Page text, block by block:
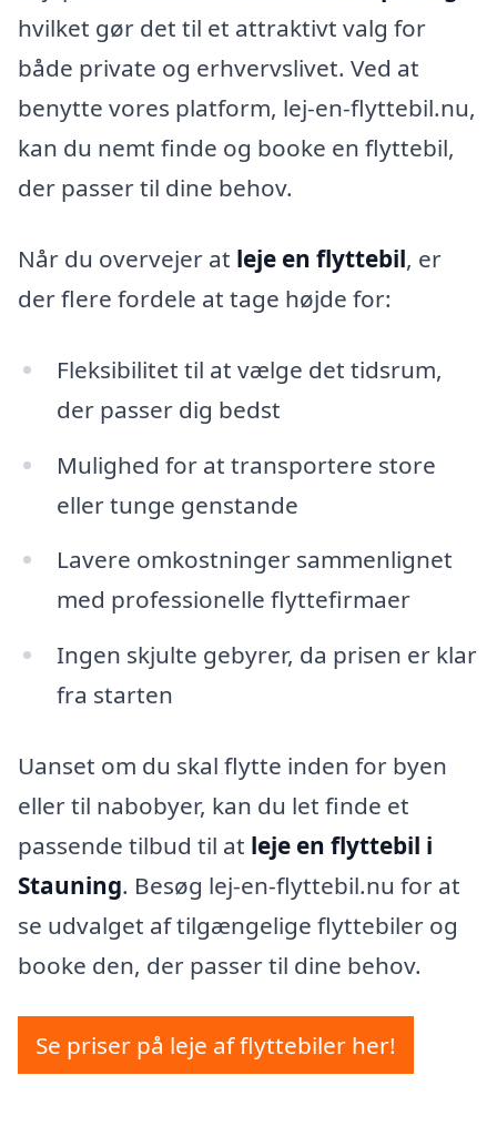
hvilket gør det til et attraktivt valg for
både private og erhvervslivet. Ved at
benytte vores platform, lej-en-flyttebil.nu,
kan du nemt finde og booke en flyttebil,
der passer til dine behov.
Når du overvejer at leje en flyttebil, er
der flere fordele at tage højde for:
Fleksibilitet til at vælge det tidsrum,
der passer dig bedst
Mulighed for at transportere store
eller tunge genstande
Lavere omkostninger sammenlignet
med professionelle flyttefirmaer
Ingen skjulte gebyrer, da prisen er klar
fra starten
Uanset om du skal flytte inden for byen
eller til nabobyer, kan du let finde et
passende tilbud til at leje en flyttebil i
Stauning. Besøg lej-en-flyttebil.nu for at
se udvalget af tilgængelige flyttebiler og
booke den, der passer til dine behov.
Se priser på leje af flyttebiler her!